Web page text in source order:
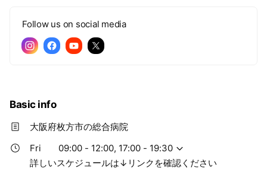
Follow us on social media
Basic info
大阪府枚方市の総合病院
Fri
09:00 - 12:00, 17:00 - 19:30
詳しいスケジュールは↓リンクを確認ください